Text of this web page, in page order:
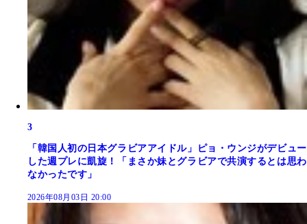
3
「韓国人初の日本グラビアアイドル」ピョ・ウンジがデビュー
した週プレに凱旋！「まさか妹とグラビアで共演するとは思わ
なかったです」
2026年08月03日 20:00